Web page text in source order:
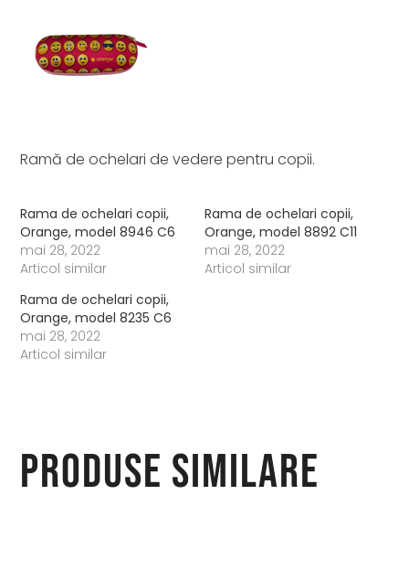
Ramă de ochelari de vedere pentru copii.
Rama de ochelari copii,
Orange, model 8946 C6
mai 28, 2022
Articol similar
Rama de ochelari copii,
Orange, model 8892 C11
mai 28, 2022
Articol similar
Rama de ochelari copii,
Orange, model 8235 C6
mai 28, 2022
Articol similar
Produse similare